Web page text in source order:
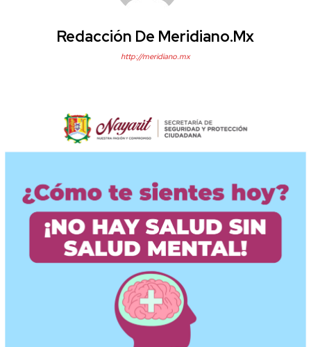
Redacción De Meridiano.mx
http://meridiano.mx